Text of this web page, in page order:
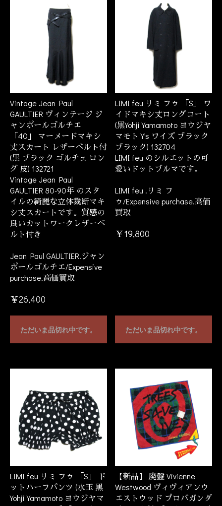
Vintage Jean Paul
GAULTIER ヴィンテージ ジ
ャンポールゴルチエ
「40」 マーメードマキシ
丈スカート レザーベルト付
(黒 ブラック ゴルチェ ロン
グ 皮) 132721
Vintage Jean Paul
GAULTIER 80-90年 のスタ
イルの綺麗な立体裁断マキ
シ丈スカートです。質感の
良いカットワークレザーベ
ルト付き
Jean Paul GAULTIER.ジャン
ポールゴルチエ/Expensive
purchase.高価買取
￥26,400
ただいま品切れ中です。
LIMI feu リミ フゥ 「S」 ワ
イドマキシ丈ロングコート
(黒Yohji Yamamoto ヨウジヤ
マモト Y's ワイズ ブラック
ブラック) 132704
LIMI feu のシルエットの可
愛いドットブルマです。
LIMI feu .リミ フ
ゥ/Expensive purchase.高価
買取
￥19,800
ただいま品切れ中です。
LIMI feu リミ フゥ 「S」 ド
ットハーフパンツ (水玉 黒
Yohji Yamamoto ヨウジヤマ
【新品】 廃盤 Vivienne
Westwood ヴィヴィアンウ
エストウッド プロバガンダ